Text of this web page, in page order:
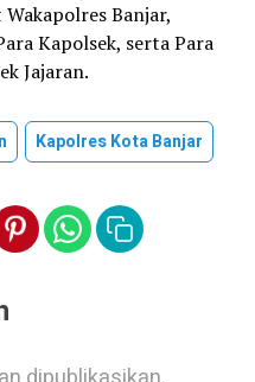
Banjar,
Kapolsek, serta Para
Jajaran.
Kapolres Kota Banjar